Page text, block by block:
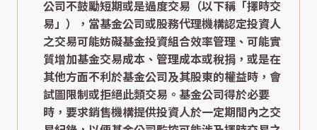
公司不鼓勵短期或是過度交易（以下稱「擇時交
易」），當基金公司或股務代理機構認定投資人
之交易可能妨礙基金投資組合效率管理、可能實
質增加基金交易成本、管理成本或稅捐，或是在
其他方面不利於基金公司及其股東的權益時，會
試圖限制或拒絕此類交易。基金公司得於必要
時，要求銷售機構提供投資人於一定期間內之交